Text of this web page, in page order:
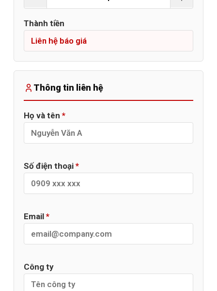
Thành tiền
Thông tin liên hệ
Họ và tên *
Số điện thoại *
Email *
Công ty